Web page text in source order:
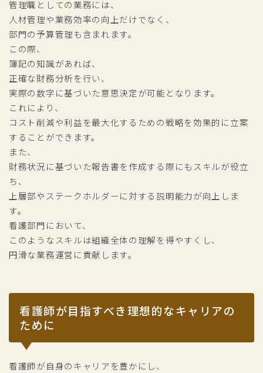
管理職としての業務には、
人材管理や業務効率の向上だけでなく、
部門の予算管理も含まれます。
この際、
簿記の知識があれば、
正確な財務分析を行い、
実際の数字に基づいた意思決定が可能となります。
これにより、
コスト削減や利益を最大化するための戦略を効果的に立案
することができます。
また、
財務状況に基づいた報告書を作成する際にもスキルが役立
ち、
上層部やステークホルダーに対する説明能力が向上しま
す。
看護部門において、
このようなスキルは組織全体の理解を得やすくし、
円滑な業務運営に貢献します。
看護師が目指すべき理想的なキャリアの
ために
看護師が自身のキャリアを豊かにし、